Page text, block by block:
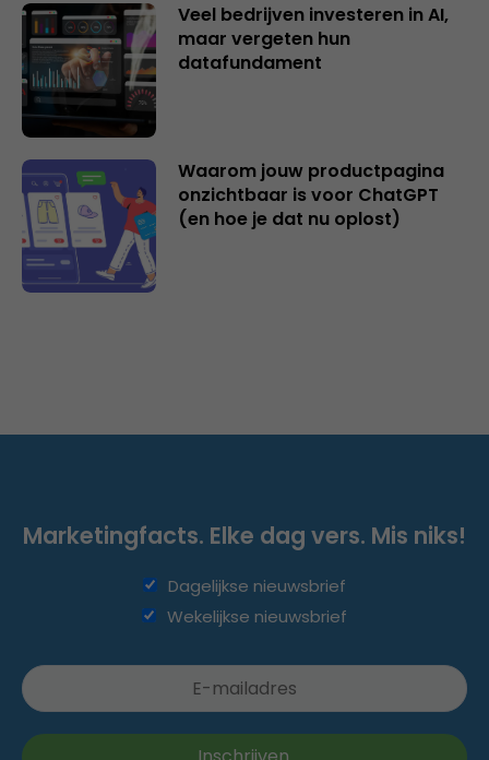
Veel bedrijven investeren in AI,
maar vergeten hun
datafundament
Waarom jouw productpagina
onzichtbaar is voor ChatGPT
(en hoe je dat nu oplost)
Marketingfacts. Elke dag vers. Mis niks!
Dagelijkse nieuwsbrief
Wekelijkse nieuwsbrief